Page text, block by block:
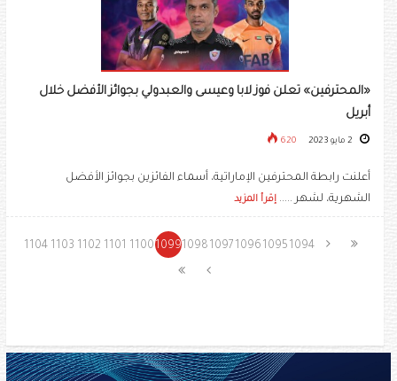
«المحترفين» تعلن فوز لابا وعيسى والعبدولي بجوائز الأفضل خلال
أبريل
620
أعلنت رابطة المحترفين الإماراتية، أسماء الفائزين بجوائز الأفضل
الشهرية، لشهر ..... إقرأ المزيد
1094
1095
1096
1097
1098
1099
1100
1101
1102
1103
1104